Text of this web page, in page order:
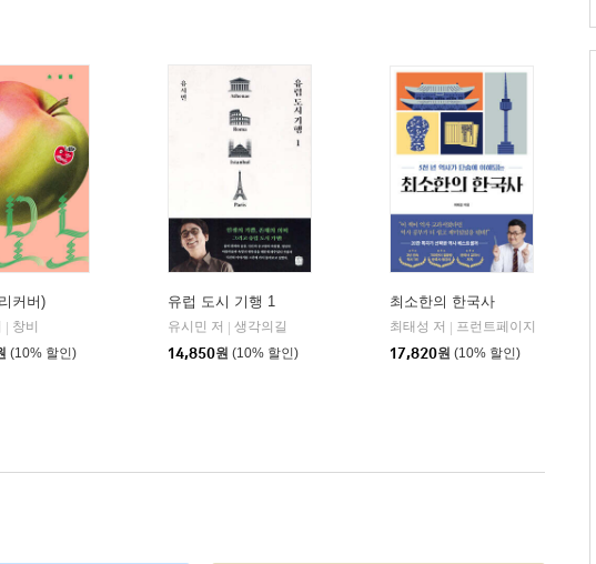
커버)
창비
(10% 할인)
유럽 도시 기행 1
유시민 저
생각의길
14,850원 (10% 할인)
최소한의 한국사
최태성 저
프런트페이지
17,820원 (10% 할인)